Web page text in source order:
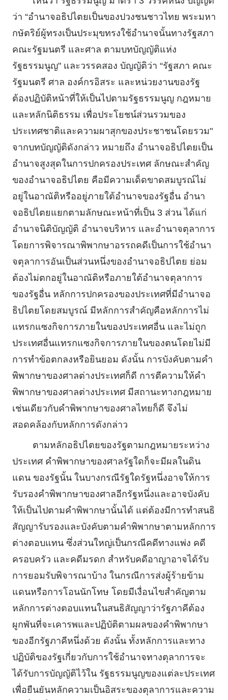
ว่า “อํานาจอธิปไตยเป็นของปวงชนชาวไทย พระมหา
กษัตริย์ผู้ทรงเป็นประมุขทรงใช้อํานาจนั้นทางรัฐสภา
คณะรัฐมนตรี และศาล ตามบทบัญญัติแห่ง
รัฐธรรมนูญ" และวรรคสอง บัญญัติว่า “รัฐสภา คณะ
รัฐมนตรี ศาล องค์กรอิสระ และหน่วยงานของรัฐ
ต้องปฏิบัติหน้าที่ให้เป็นไปตามรัฐธรรมนูญ กฎหมาย
และหลักนิติธรรม เพื่อประโยชน์ส่วนรวมของ
ประเทศชาติและความผาสุกของประชาชนโดยรวม"
จากบทบัญญัติดังกล่าว หมายถึง อํานาจอธิปไตยเป็น
อํานาจสูงสุดในการปกครองประเทศ ลักษณะสําคัญ
ของอํานาจอธิปไตย คือมีความเด็ดขาดสมบูรณ์ไม่
อยู่ในอาณัติหรืออยู่ภายใต้อํานาจของรัฐอื่น อํานา
จอธิปไตยแยกตามลักษณะหน้าที่เป็น 3 ส่วน ได้แก่
อํานาจนิติบัญญัติ อํานาจบริหาร และอํานาจตุลาการ
โดยการพิจารณาพิพากษาอรรถคดีเป็นการใช้อํานา
จตุลาการอันเป็นส่วนหนึ่งของอํานาจอธิปไตย ย่อม
ต้องไม่ตกอยู่ในอาณัติหรือภายใต้อํานาจตุลาการ
ของรัฐอื่น หลักการปกครองของประเทศที่มีอํานาจอ
ธิปไตยโดยสมบูรณ์ มีหลักการสําคัญคือหลักการไม่
แทรกแซงกิจการภายในของประเทศอื่น และไม่ถูก
ประเทศอื่นแทรกแซงกิจการภายในของตนโดยไม่มี
การทําข้อตกลงหรือยินยอม ดังนั้น การบังคับตามคํา
พิพากษาของศาลต่างประเทศก็ดี การตีความให้คํา
พิพากษาของศาลต่างประเทศ มีสถานะทางกฎหมาย
เช่นเดียวกับคําพิพากษาของศาลไทยก็ดี จึงไม่
สอดคล้องกับหลักการดังกล่าว
ตามหลักอธิปไตยของรัฐตามกฎหมายระหว่าง
ประเทศ คําพิพากษาของศาลรัฐใดก็จะมีผลในดิน
แดน ของรัฐนั้น ในบางกรณีรัฐใดรัฐหนึ่งอาจให้การ
รับรองคําพิพากษาของศาลอีกรัฐหนึ่งและอาจบังคับ
ให้เป็นไปตามคําพิพากษานั้นได้ แต่ต้องมีการทําสนธิ
สัญญารับรองและบังคับตามคําพิพากษาตามหลักการ
ต่างตอบแทน ซึ่งส่วนใหญ่เป็นกรณีคดีทางแพ่ง คดี
ครอบครัว และคดีมรดก สําหรับคดีอาญาอาจได้รับ
การยอมรับพิจารณาบ้าง ในกรณีการส่งผู้ร้ายข้าม
แดนหรือการโอนนักโทษ โดยมีเงื่อนไขสําคัญตาม
หลักการต่างตอบแทนในสนธิสัญญาว่ารัฐภาคีต้อง
ผูกพันที่จะเคารพและปฏิบัติตามผลของคําพิพากษา
ของอีกรัฐภาคีหนึ่งด้วย ดังนั้น ทั้งหลักการและทาง
ปฏิบัติของรัฐเกี่ยวกับการใช้อํานาจทางตุลาการจะ
ได้รับการบัญญัติไว้ใน รัฐธรรมนูญของแต่ละประเทศ
เพื่อยืนยันหลักความเป็นอิสระของตุลาการและความ